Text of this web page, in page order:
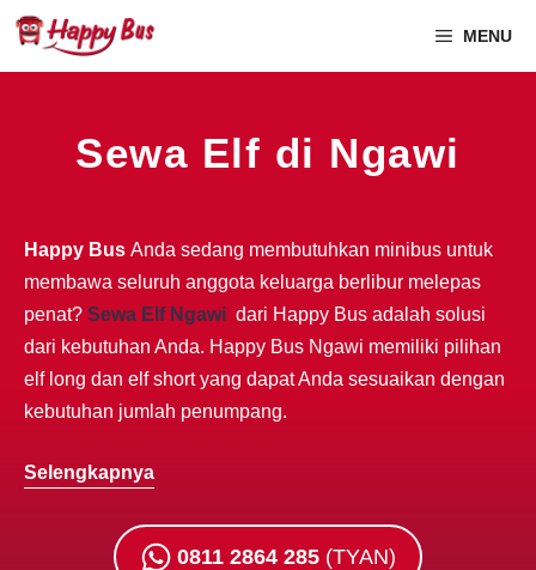
MENU
Sewa Elf di Ngawi
Happy Bus Anda sedang membutuhkan minibus untuk
membawa seluruh anggota keluarga berlibur melepas
penat? Sewa Elf Ngawi dari Happy Bus adalah solusi
dari kebutuhan Anda. Happy Bus Ngawi memiliki pilihan
elf long dan elf short yang dapat Anda sesuaikan dengan
kebutuhan jumlah penumpang.
Selengkapnya
0811 2864 285 (TYAN)